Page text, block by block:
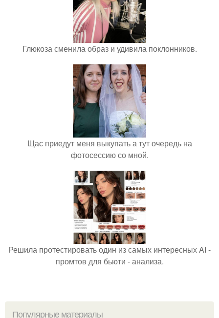
Глюкоза сменила образ и удивила поклонников.
Щас приедут меня выкупать а тут очередь на
фотосессию со мной.
Решила протестировать один из самых интересных AI -
промтов для бьюти - анализа.
Популярные материалы